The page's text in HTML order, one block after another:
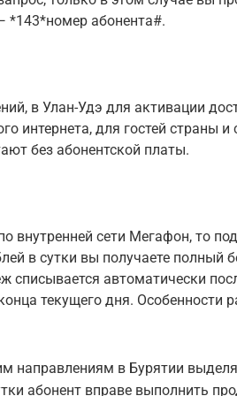
*143*номер абонента#.
в Улан-Удэ для активации
интернета, для гостей страны и
без абонентской платы.
внутренней сети Мегафон, то
в сутки вы получаете полный
списывается автоматически
текущего дня. Особенности
направлениям в Бурятии
абонент вправе выполнить